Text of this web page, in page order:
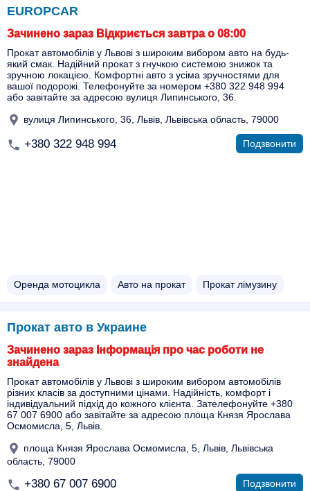
EUROPCAR
Зачинено зараз Відкриється завтра о 08:00
Прокат автомобілів у Львові з широким вибором авто на будь-
який смак. Надійний прокат з гнучкою системою знижок та
зручною локацією. Комфортні авто з усіма зручностями для
вашої подорожі. Телефонуйте за номером +380 322 948 994
або завітайте за адресою вулиця Липинського, 36.
вулиця Липинського, 36, Львів, Львівська область, 79000
+380 322 948 994 Подзвонити
Оренда мотоцикла Авто на прокат Прокат лімузину
Прокат авто в Украине
Зачинено зараз Інформація про час роботи не
знайдена
Прокат автомобілів у Львові з широким вибором автомобілів
різних класів за доступними цінами. Надійність, комфорт і
індивідуальний підхід до кожного клієнта. Зателефонуйте +380
67 007 6900 або завітайте за адресою площа Князя Ярослава
Осмомисла, 5, Львів.
площа Князя Ярослава Осмомисла, 5, Львів, Львівська
область, 79000
+380 67 007 6900 Подзвонити